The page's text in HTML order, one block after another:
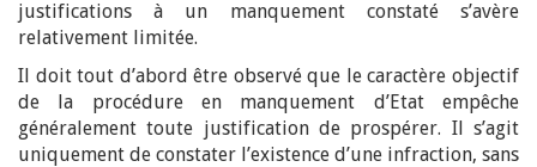
justifications à un manquement constaté s’avère
relativement limitée.
Il doit tout d’abord être observé que le caractère objectif
de la procédure en manquement d’Etat empêche
généralement toute justification de prospérer. Il s’agit
uniquement de constater l’existence d’une infraction, sans